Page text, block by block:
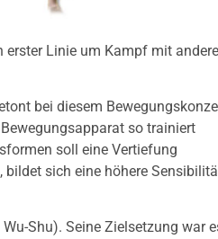
Linie um Kampf mit
bei diesem
so trainiert
soll eine Vertiefung
bildet sich eine höhere
Shu). Seine Zielsetzung war